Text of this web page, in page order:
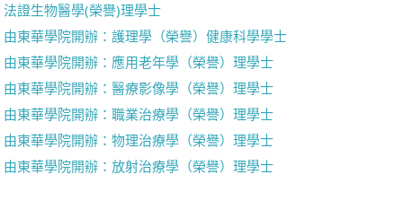
法證生物醫學(榮譽)理學士
由東華學院開辦：護理學（榮譽）健康科學學士
由東華學院開辦：應用老年學（榮譽）理學士
由東華學院開辦：醫療影像學（榮譽）理學士
由東華學院開辦：職業治療學（榮譽）理學士
由東華學院開辦：物理治療學（榮譽）理學士
由東華學院開辦：放射治療學（榮譽）理學士